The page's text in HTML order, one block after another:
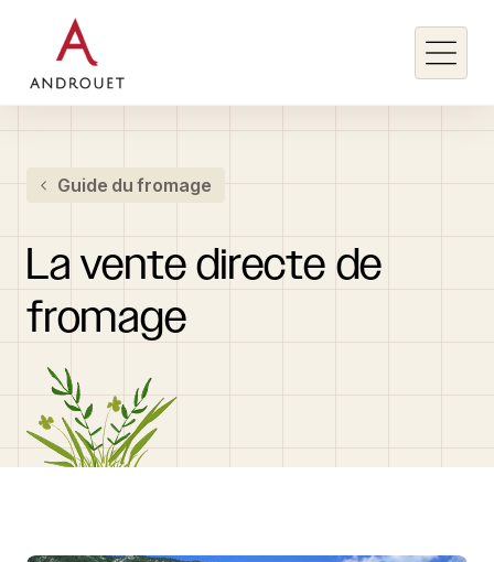
Rechercher un mot clé
Guide du fromage
La vente directe de
fromage